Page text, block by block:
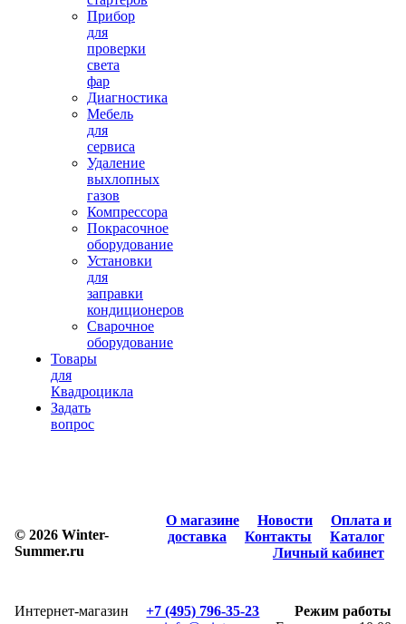
Прибор
для
проверки
света
фар
Диагностика
Мебель
для
сервиса
Удаление
выхлопных
газов
Компрессора
Покрасочное
оборудование
Установки
для
заправки
кондиционеров
Сварочное
оборудование
Товары
для
Квадроцикла
Задать
вопрос
О магазине Новости
Оплата и
доставка
Контакты
Каталог
Личный кабинет
© 2026 Winter-
Summer.ru
Интернет-магазин
+7 (495) 796-35-23
Режим работы